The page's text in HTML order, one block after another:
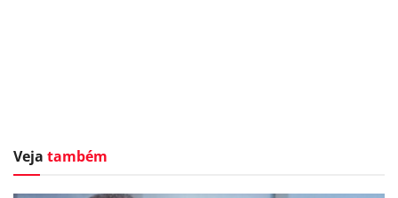
Veja também